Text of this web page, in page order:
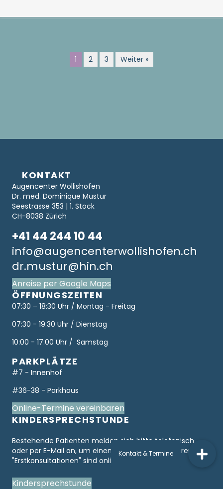
1 2 3 Weiter »
KONTAKT
Augencenter Wollishofen
Dr. med. Dominique Mustur
Seestrasse 353 | 1. Stock
CH-8038 Zürich
+41 44 244 10 44
info@augencenterwollishofen.ch
dr.mustur@hin.ch
Anreise per Google Maps
ÖFFNUNGSZEITEN
07:30 – 18:30 Uhr / Montag - Freitag
07:30 - 19:30 Uhr / Dienstag
10:00 - 17:00 Uhr / Samstag
PARKPLÄTZE
#7 - Innenhof
#36-38 - Parkhaus
Online-Termine vereinbaren
KINDERSPRECHSTUNDE
Bestehende Patienten melden sich bitte telefonisch
oder per E-Mail an, um einen Termin zu vereinbaren. Nur
"Erstkonsultationen" sind online verfügbar.
Kindersprechstunde